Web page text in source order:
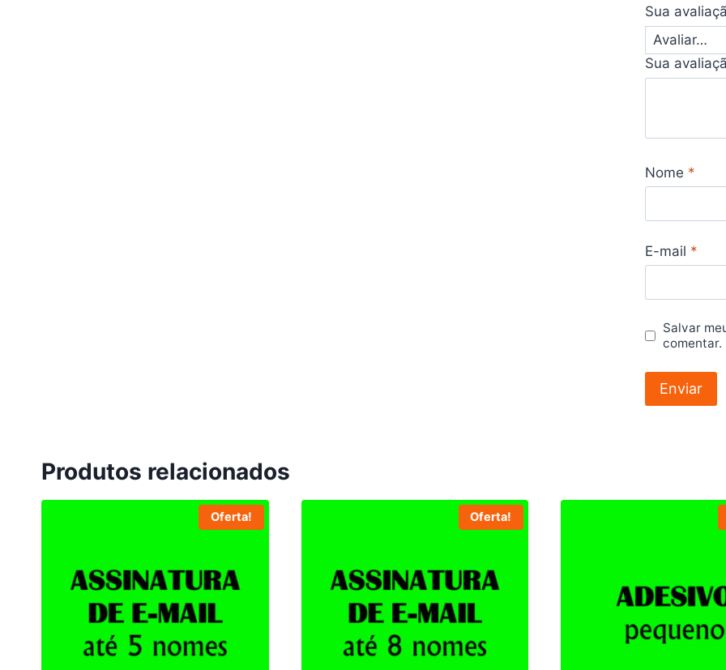
Sua
Sua
Nome *
E-mail *
Salvar
comentar.
Produtos relacionados
Oferta! Oferta!